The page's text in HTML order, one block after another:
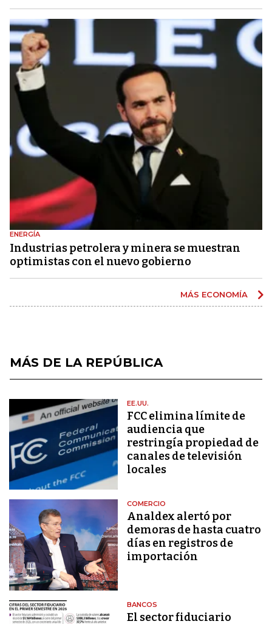
ENERGÍA
Industrias petrolera y minera se muestran
optimistas con el nuevo gobierno
MÁS ECONOMÍA
MÁS DE LA REPÚBLICA
EE.UU.
FCC elimina límite de
audiencia que
restringía propiedad de
canales de televisión
locales
COMERCIO
Analdex alertó por
demoras de hasta cuatro
días en registros de
importación
BANCOS
El sector fiduciario